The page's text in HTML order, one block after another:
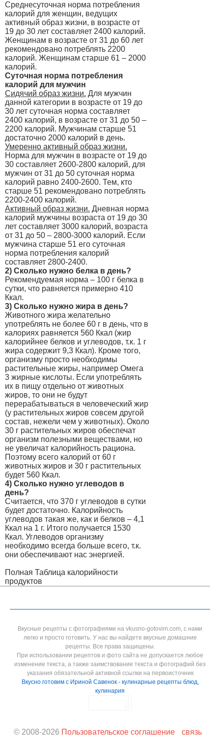
Среднесуточная норма потребления
калорий для женщин, ведущих
активный образ жизни, в возрасте от
19 до 30 лет составляет 2400 калорий.
Женщинам в возрасте от 31 до 60 лет
рекомендовано потреблять 2200
калорий. Женщинам старше 61 – 2000
калорий.
Суточная норма потребления
калорий для мужчин
Сидячий образ жизни. Для мужчин
данной категории в возрасте от 19 до
30 лет суточная норма составляет
2400 калорий, в возрасте от 31 до 50 –
2200 калорий. Мужчинам старше 51
достаточно 2000 калорий в день.
Умеренно активный образ жизни.
Норма для мужчин в возрасте от 19 до
30 составляет 2600-2800 калорий, для
мужчин от 31 до 50 суточная норма
калорий равно 2400-2600. Тем, кто
старше 51 рекомендовано потреблять
2200-2400 калорий.
Активный образ жизни. Дневная норма
калорий мужчины возраста от 19 до 30
лет составляет 3000 калорий, возраста
от 31 до 50 – 2800-3000 калорий. Если
мужчина старше 51 его суточная
норма потребления калорий
составляет 2800-2400.
2) Сколько нужно белка в день?
Рекомендуемая норма – 100 г белка в
сутки, что равняется примерно 410
Ккал.
3) Сколько нужно жира в день?
Животного жира желательно
употреблять не более 60 г в день, что в
калориях равняется 560 Ккал (жир
калорийнее белков и углеводов, т.к. 1 г
жира содержит 9,3 Ккал). Кроме того,
организму просто необходимы
растительные жиры, например Омега
3 жирные кислоты. Если употреблять
их в пищу отдельно от животных
жиров, то они не будут
перерабатываться в человеческий жир
(у растительных жиров совсем другой
состав, нежели чем у животных). Около
30 г растительных жиров обеспечат
организм полезными веществами, но
не увеличат калорийность рациона.
Поэтому всего калорий от 60 г
животных жиров и 30 г растительных
будет 560 Ккал.
4) Сколько нужно углеводов в
день?
Считается, что 370 г углеводов в сутки
будет достаточно. Калорийность
углеводов такая же, как и белков – 4,1
Ккал на 1 г. Итого получается 1530
Ккал. Углеводов организму
необходимо всегда больше всего, т.к.
они обеспечивают нас энергией.
Полная Таблица калорийности
продуктов
Вкусные рецепты с фотографиями на vkusno-gotovim.com, с нами
легко и просто готовить. У нас вы найдете вкусные домашние
рецепты. Все права защищены.
При использовании рецептов и фото сайта не допускается любое
изменение текста, а также заимствование текста и фотографий без
указания обязательной активной ссылки на первоисточник
Вкусно готовим с Ириной Савенок - кулинарные рецепты блюд,
кулинария
© 2008-2026 Пользовательское соглашение связь